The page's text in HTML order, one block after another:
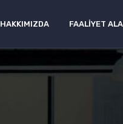
HAKKIMIZDA FAALIYET